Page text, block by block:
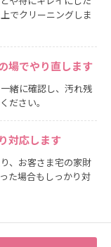
でクリーニングしま
場でやり直します
緒に確認し、汚れ残
ださい。
対応します
、お客さま宅の家財
た場合もしっかり対